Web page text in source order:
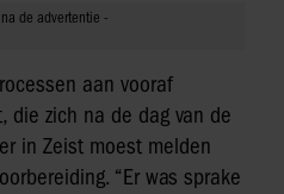
aan vooraf
die zich na de dag van de
in Zeist moest melden
“Er was sprake